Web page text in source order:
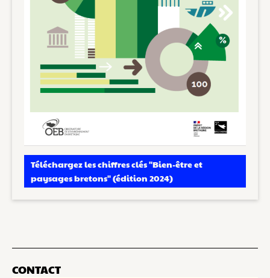
Téléchargez les chiffres clés "Bien-être et
paysages bretons" (édition 2024)
CONTACT